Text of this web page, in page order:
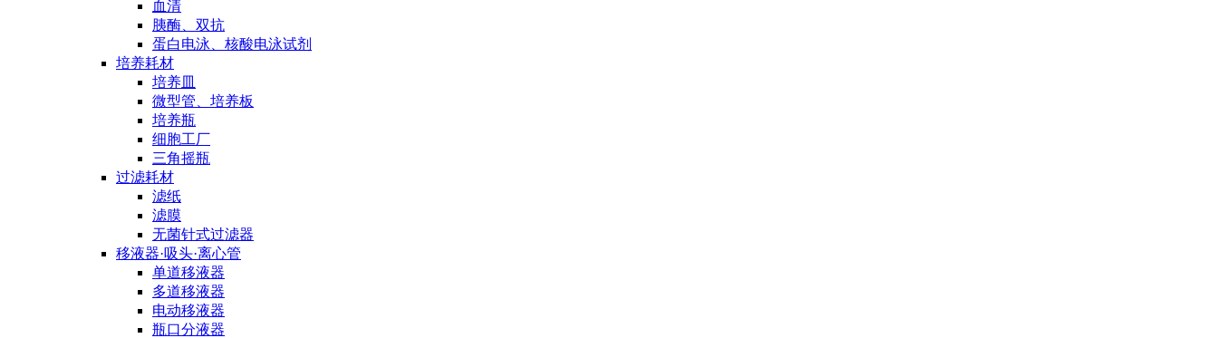
血清
胰酶、双抗
蛋白电泳、核酸电泳试剂
培养耗材
培养皿
微型管、培养板
培养瓶
细胞工厂
三角摇瓶
过滤耗材
滤纸
滤膜
无菌针式过滤器
移液器·吸头·离心管
单道移液器
多道移液器
电动移液器
瓶口分液器